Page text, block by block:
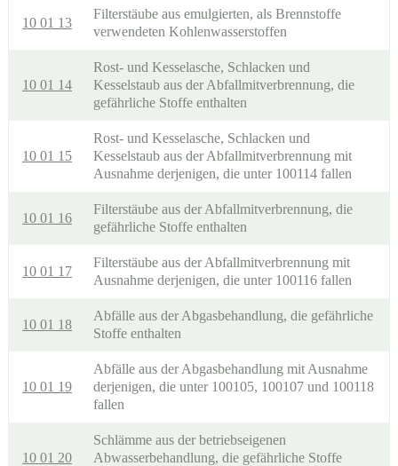
10 01 13
Filterstäube aus emulgierten, als Brennstoffe
verwendeten Kohlenwasserstoffen
10 01 14
Rost- und Kesselasche, Schlacken und
Kesselstaub aus der Abfallmitverbrennung, die
gefährliche Stoffe enthalten
10 01 15
Rost- und Kesselasche, Schlacken und
Kesselstaub aus der Abfallmitverbrennung mit
Ausnahme derjenigen, die unter 100114 fallen
10 01 16
Filterstäube aus der Abfallmitverbrennung, die
gefährliche Stoffe enthalten
10 01 17
Filterstäube aus der Abfallmitverbrennung mit
Ausnahme derjenigen, die unter 100116 fallen
10 01 18
Abfälle aus der Abgasbehandlung, die gefährliche
Stoffe enthalten
10 01 19
Abfälle aus der Abgasbehandlung mit Ausnahme
derjenigen, die unter 100105, 100107 und 100118
fallen
10 01 20
Schlämme aus der betriebseigenen
Abwasserbehandlung, die gefährliche Stoffe